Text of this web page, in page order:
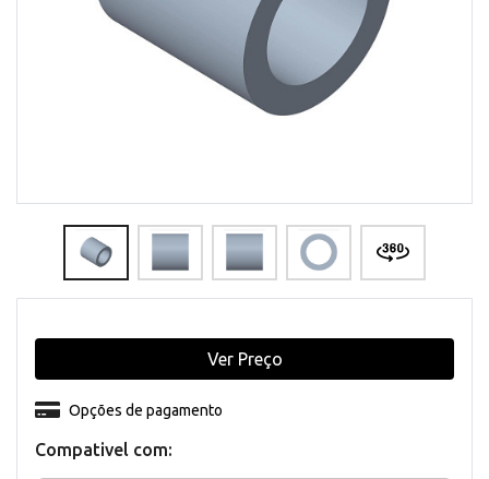
Compativel com:
Opções de pagamento
Ver Preço